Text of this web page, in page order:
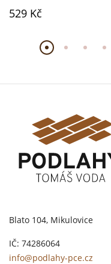
529 Kč
Blato 104, Mikulovice
IČ: 74286064
info@podlahy-pce.cz